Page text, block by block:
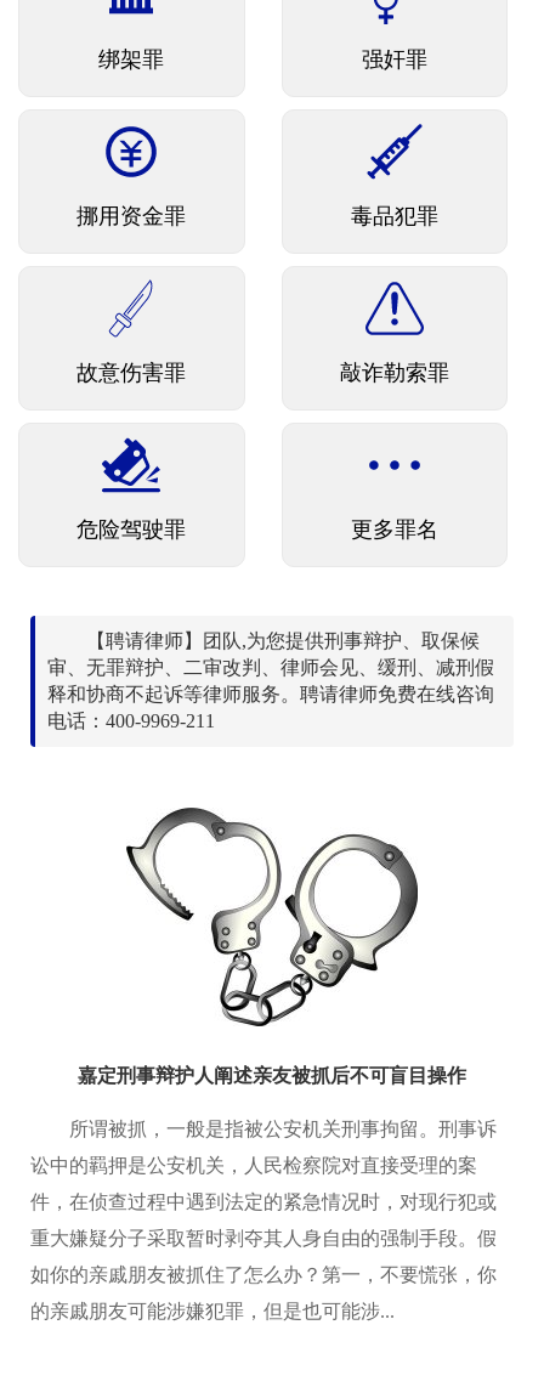
绑架罪 强奸罪
挪用资金罪 毒品犯罪
故意伤害罪 敲诈勒索罪
危险驾驶罪 更多罪名
【聘请律师】团队,为您提供刑事辩护、取保候
审、无罪辩护、二审改判、律师会见、缓刑、减刑假
释和协商不起诉等律师服务。聘请律师免费在线咨询
电话：400-9969-211
嘉定刑事辩护人阐述亲友被抓后不可盲目操作
所谓被抓，一般是指被公安机关刑事拘留。刑事诉
讼中的羁押是公安机关，人民检察院对直接受理的案
件，在侦查过程中遇到法定的紧急情况时，对现行犯或
重大嫌疑分子采取暂时剥夺其人身自由的强制手段。假
如你的亲戚朋友被抓住了怎么办？第一，不要慌张，你
的亲戚朋友可能涉嫌犯罪，但是也可能涉...